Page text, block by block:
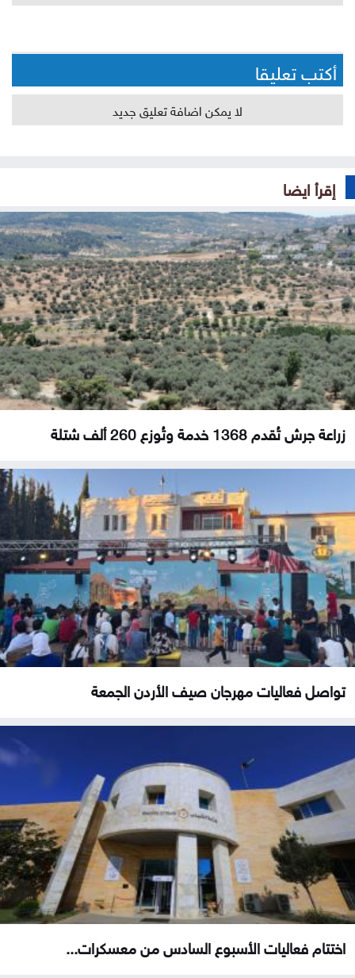
أكتب تعليقا
لا يمكن اضافة تعليق جديد
إقرأ ايضا
زراعة جرش تُقدم 1368 خدمة وتُوزع 260 ألف شتلة
تواصل فعاليات مهرجان صيف الأردن الجمعة
اختتام فعاليات الأسبوع السادس من معسكرات...